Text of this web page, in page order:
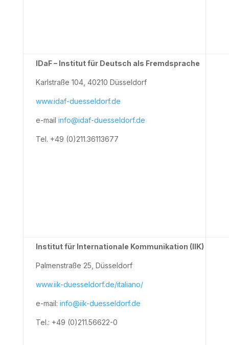
IDaF – Institut für Deutsch als Fremdsprache
Karlstraße 104, 40210 Düsseldorf
www.idaf-duesseldorf.de
e-mail info@idaf-duesseldorf.de
Tel. +49 (0)211.36113677
Institut für Internationale Kommunikation (IIK)
Palmenstraße 25, Düsseldorf
www.iik-duesseldorf.de/italiano/
e-mail: info@iik-duesseldorf.de
Tel.: +49 (0)211.56622-0